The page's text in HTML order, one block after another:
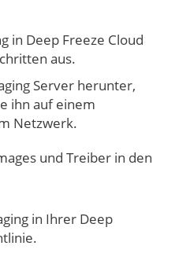
in Deep Freeze Cloud
aus.
Server herunter,
ihn auf einem
Netzwerk.
und Treiber in den
in Ihrer Deep